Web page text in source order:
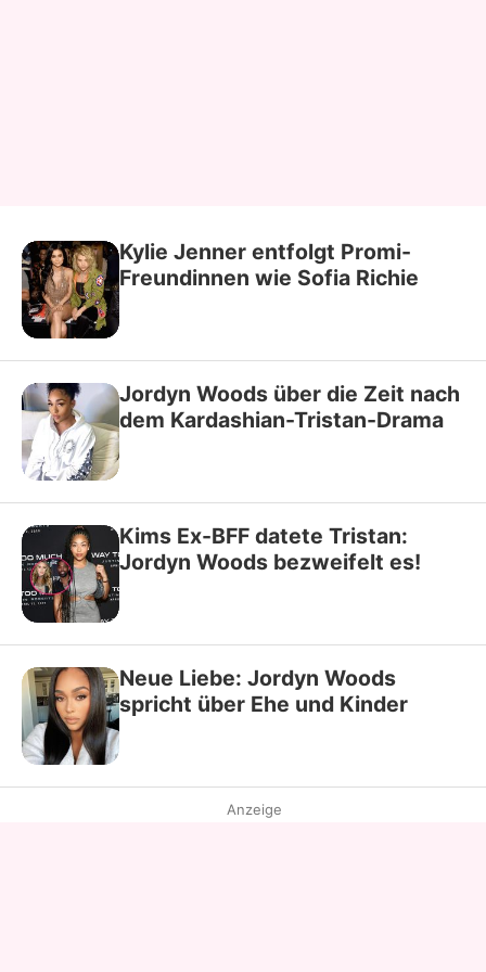
Kylie Jenner entfolgt Promi-
Freundinnen wie Sofia Richie
Jordyn Woods über die Zeit nach
dem Kardashian-Tristan-Drama
Kims Ex-BFF datete Tristan:
Jordyn Woods bezweifelt es!
Neue Liebe: Jordyn Woods
spricht über Ehe und Kinder
Anzeige